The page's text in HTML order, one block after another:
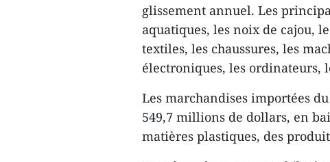
glissement annuel. Les
aquatiques, les noix de cajou,
textiles, les chaussures, les
électroniques, les ordinateurs,
Les marchandises importées
549,7 millions de dollars, en
matières plastiques, des